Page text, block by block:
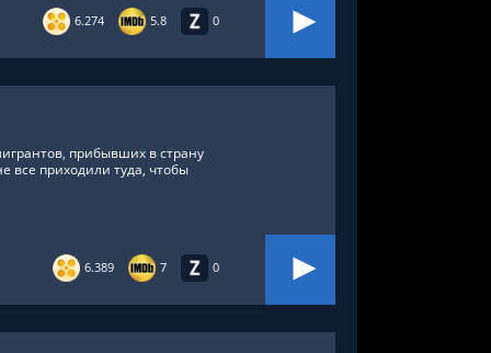
6.274 5.8 0
6.389 7 0
прибывших в страну
все приходили туда, чтобы